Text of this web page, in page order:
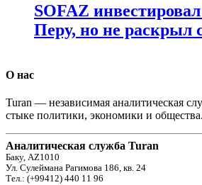
SOFAZ
Перу, но не раскрыл
О нас
Turan — независимая аналитическая
стыке политики, экономики и общества.
Аналитическая служба Turan
Баку, AZ1010
Ул. Сулеймана Рагимова 186, кв. 24
Тел.: (+99412) 440 11 96